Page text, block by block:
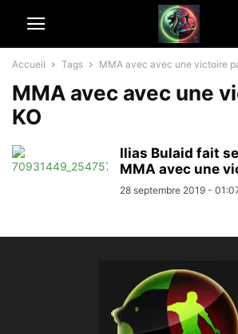
Accueil Tags MMA avec avec une victoire
MMA avec avec une
KO
Ilias Bulaid fait
MMA avec une
28 septembre 2019 -